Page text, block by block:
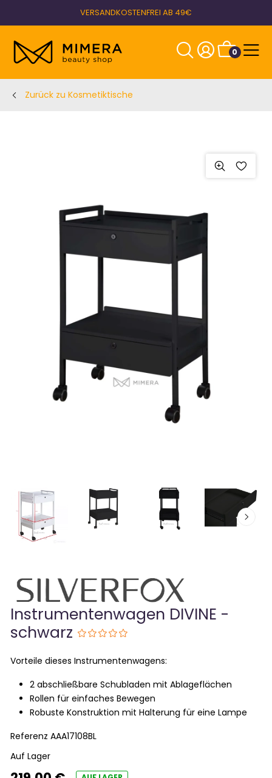
VERSANDKOSTENFREI AB 49€
0
Zurück zu Kosmetiktische
Instrumentenwagen DIVINE -
schwarz
Vorteile dieses Instrumentenwagens:
2 abschließbare Schubladen mit Ablageflächen
Rollen für einfaches Bewegen
Robuste Konstruktion mit Halterung für eine Lampe
ReferenzAAA17108BL
Auf Lager